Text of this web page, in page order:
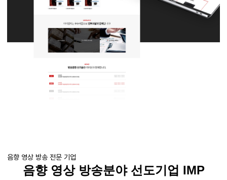
음향 영상 방송 전문 기업
음향 영상 방송분야 선도기업 IMP